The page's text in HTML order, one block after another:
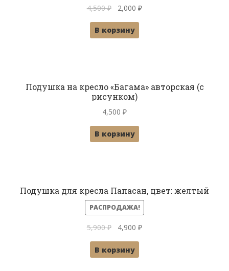
4,500₽
Первоначальная
составляла
2,000₽Текущая
В корзину
Подушка на кресло «Багама» авторская (с
рисунком)
4,500 ₽
В корзину
Подушка для кресла Папасан, цвет: желтый
РАСПРОДАЖА!
5,900₽
Первоначальная
составляла
4,900₽Текущая
В корзину